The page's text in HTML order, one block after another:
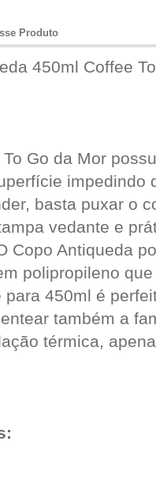
Produto
450ml Coffee
Go da Mor
impedindo
basta puxar o
vedante e
Copo Antiqueda
polipropileno
450ml é
também a
térmica,